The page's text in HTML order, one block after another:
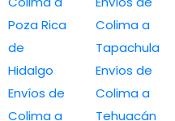
Poza Rica
de
Hidalgo
Envíos de
Colima a
Colima a
Tapachula
Envíos de
Colima a
Tehuacán